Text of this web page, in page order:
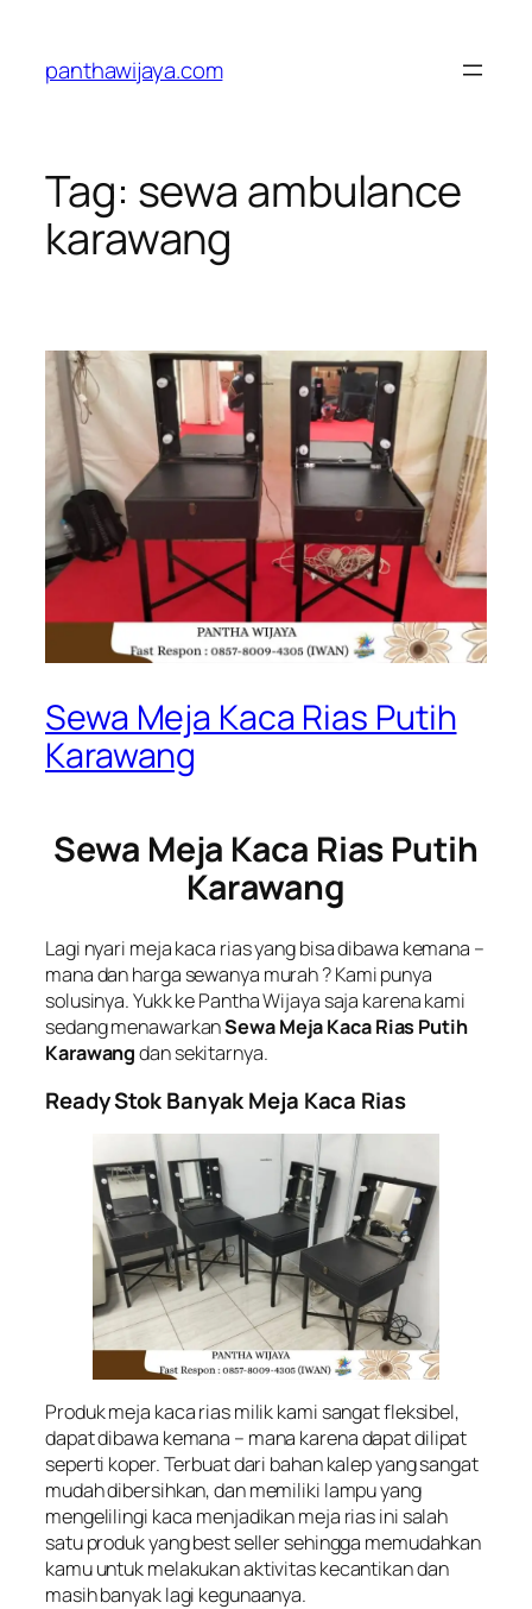
konten
panthawijaya.com
Tag: sewa ambulance
karawang
Sewa Meja Kaca Rias Putih
Karawang
Sewa Meja Kaca Rias Putih
Karawang
Lagi nyari meja kaca rias yang bisa dibawa kemana –
mana dan harga sewanya murah ? Kami punya
solusinya. Yukk ke Pantha Wijaya saja karena kami
sedang menawarkanSewa Meja Kaca Rias Putih
Karawangdan sekitarnya.
Ready Stok Banyak Meja Kaca Rias
Produk meja kaca rias milik kami sangat fleksibel,
dapat dibawa kemana – mana karena dapat dilipat
seperti koper. Terbuat dari bahan kalep yang sangat
mudah dibersihkan, dan memiliki lampu yang
mengelilingi kaca menjadikan meja rias ini salah
satu produk yang best seller sehingga memudahkan
kamu untuk melakukan aktivitas kecantikan dan
masih banyak lagi kegunaanya.